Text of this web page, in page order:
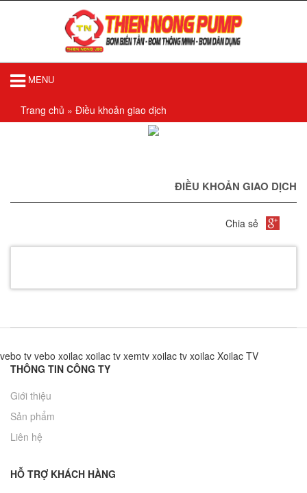
MENU
Trang chủ » Điều khoản giao dịch
ĐIỀU KHOẢN GIAO DỊCH
Chia sẻ
vebo tv vebo xoilac xoilac tv xemtv xoilac tv xoilac Xoilac TV
THÔNG TIN CÔNG TY
Giới thiệu
Sản phẩm
Liên hệ
HỖ TRỢ KHÁCH HÀNG